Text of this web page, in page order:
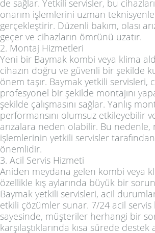
de sağlar. Yetkili servisler, bu
onarım işlemlerini uzman teknisyenler
gerçekleştirir. Düzenli bakım, olası
geçer ve cihazların ömrünü uzatır.
2. Montaj Hizmetleri
Yeni bir Baymak kombi veya klima
cihazın doğru ve güvenli bir şekilde
önem taşır. Baymak yetkili servisleri,
profesyonel bir şekilde montajını
şekilde çalışmasını sağlar. Yanlış
performansını olumsuz etkileyebilir
arızalara neden olabilir. Bu nedenle,
işlemlerinin yetkili servisler tarafından
önemlidir.
3. Acil Servis Hizmeti
Aniden meydana gelen kombi veya
özellikle kış aylarında büyük bir
Baymak yetkili servisleri, acil
etkili çözümler sunar. 7/24 acil servis
sayesinde, müşteriler herhangi bir
karşılaştıklarında kısa sürede